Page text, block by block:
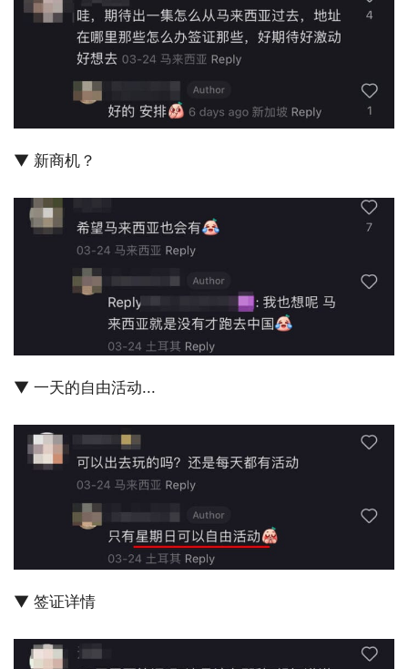
▼ 新商机？
▼ 一天的自由活动...
▼ 签证详情